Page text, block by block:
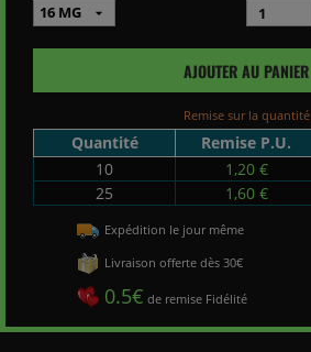
AJOUTER AU PANIER
Remise sur la quantité
Quantité Remise P.U.
10
1,20 €
25
1,60 €
Expédition le jour même
Livraison offerte dès 30€
0.5€ de remise Fidélité